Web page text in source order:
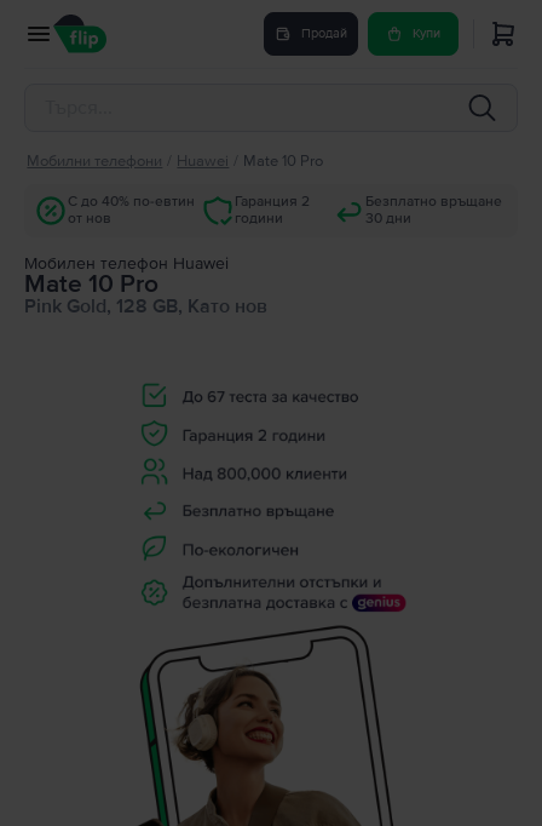
Продай Купи
Мобилни телефони Huawei Mate 10 Pro
С до 40% по-евтин
от нов
Гаранция 2
години
Безплатно връщане
30 дни
Мобилен телефон Huawei
Mate 10 Pro
Pink Gold, 128 GB, Като нов